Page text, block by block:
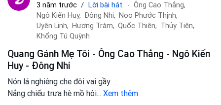
3 năm trước Lời bài hát
Ông Cao Thắng,
Ngô Kiến Huy, Đông Nhi, Noo Phước Thịnh,
Uyên Linh, Hương Tràm, Quốc Thiên, Thủy Tiên,
Khổng Tú Quỳnh
Quang Gánh Mẹ Tôi - Ông Cao Thắng - Ngô Kiến
Huy - Đông Nhi
Nón lá nghiêng che đôi vai gầy
Nắng chiếu trưa hè mồ hôi... Xem thêm